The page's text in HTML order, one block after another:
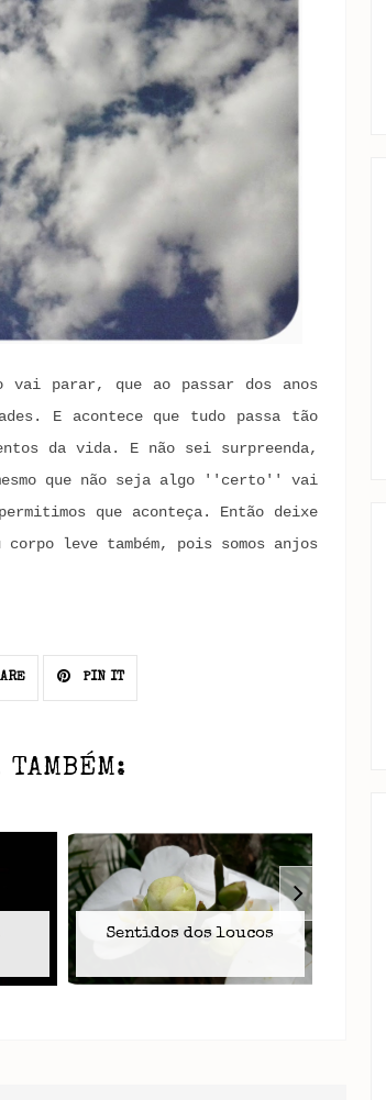
vai parar, que ao passar dos anos
E acontece que tudo passa tão
da vida. E não sei surpreenda,
que não seja algo ''certo'' vai
que aconteça. Então deixe
leve também, pois somos anjos
PIN IT
TAMBÉM:
Sentidos dos loucos